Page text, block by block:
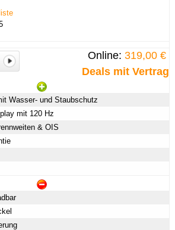
Online:319,00 €
Deals mit Vertrag
Wasser- und Staubschutz
mit 120 Hz
& OIS